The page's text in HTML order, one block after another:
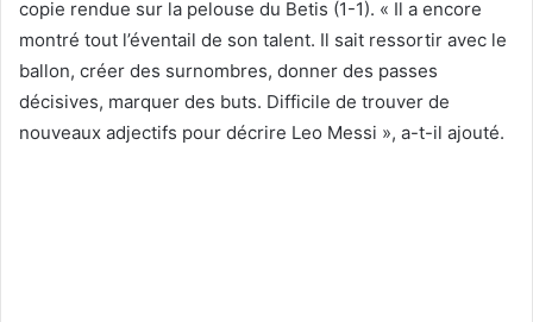
copie rendue sur la pelouse du Betis (1-1). « Il a encore
montré tout l’éventail de son talent. Il sait ressortir avec le
ballon, créer des surnombres, donner des passes
décisives, marquer des buts. Difficile de trouver de
nouveaux adjectifs pour décrire Leo Messi », a-t-il ajouté.